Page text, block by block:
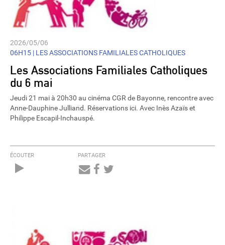
2026/05/06
06H15 | LES ASSOCIATIONS FAMILIALES CATHOLIQUES
Les Associations Familiales Catholiques
du 6 mai
Jeudi 21 mai à 20h30 au cinéma CGR de Bayonne, rencontre avec
Anne-Dauphine Julliand. Réservations ici. Avec Inès Azaïs et
Philippe Escapil-Inchauspé.
ÉCOUTER PARTAGER